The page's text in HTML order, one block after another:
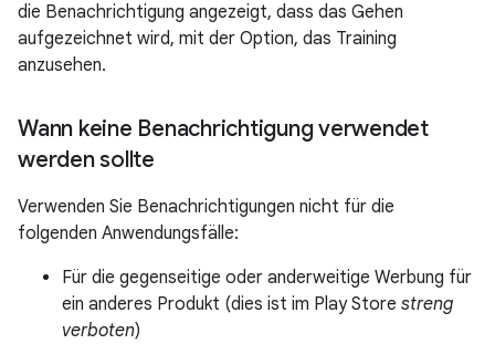
die Benachrichtigung angezeigt, dass das Gehen
aufgezeichnet wird, mit der Option, das Training
anzusehen.
Wann keine Benachrichtigung verwendet
werden sollte
Verwenden Sie Benachrichtigungen nicht für die
folgenden Anwendungsfälle:
Für die gegenseitige oder anderweitige Werbung für
ein anderes Produkt (dies ist im Play Store streng
verboten)